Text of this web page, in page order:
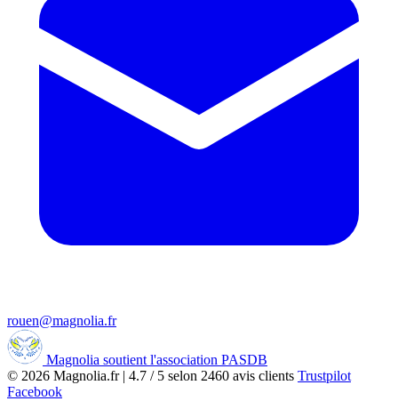
rouen@magnolia.fr
Magnolia soutient l'association PASDB
© 2026 Magnolia.fr| 4.7 / 5 selon 2460 avis clients Trustpilot
Facebook